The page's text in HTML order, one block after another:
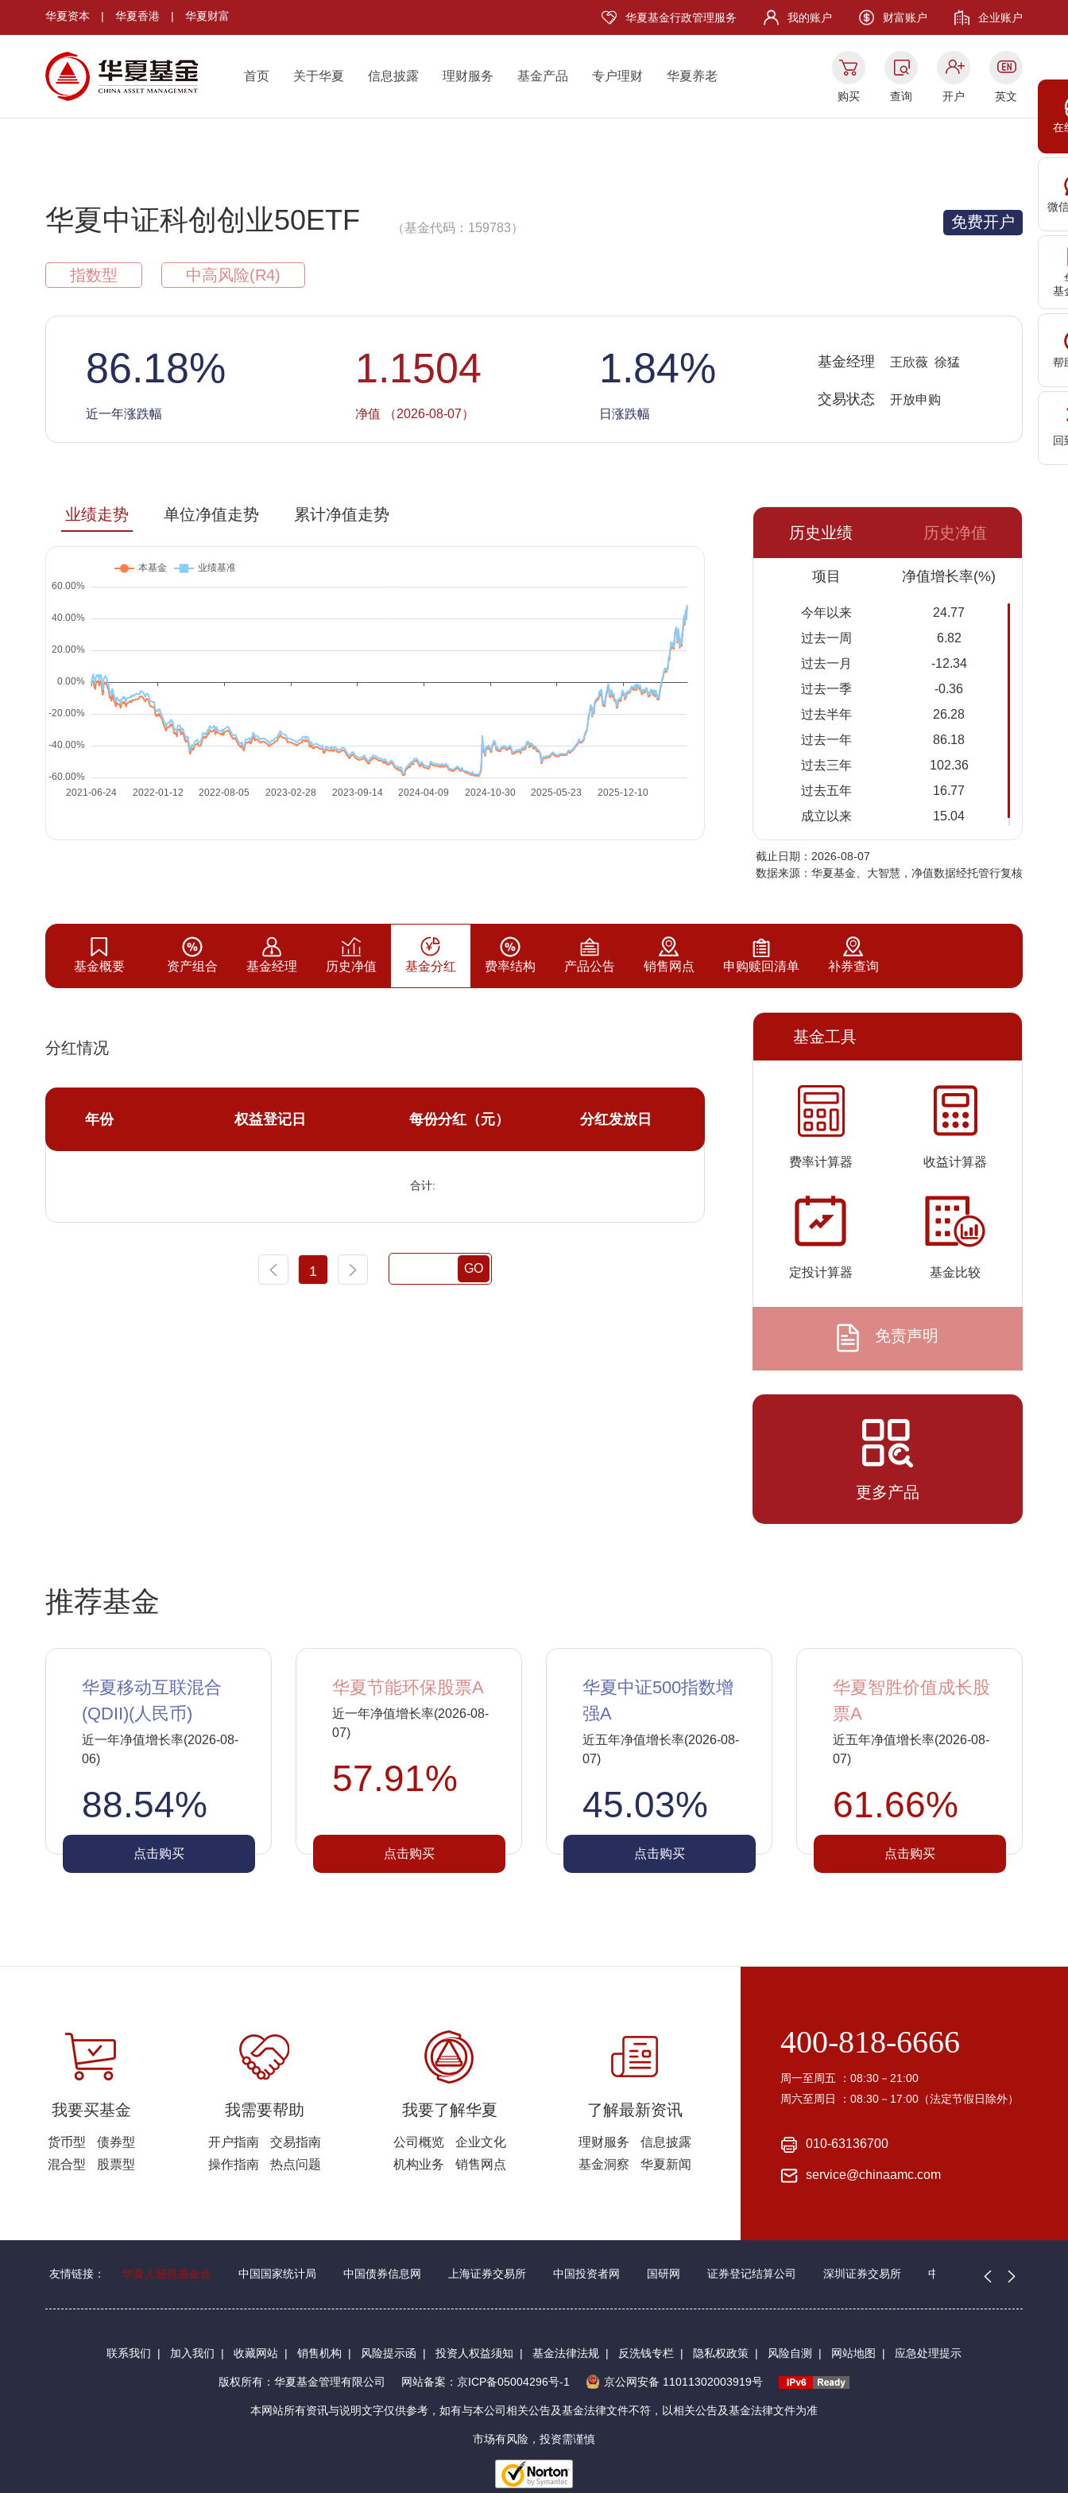
在
微
基
帮
回
华夏资本 | 华夏香港 | 华夏财富 华夏基金行政管理服务 我的账户 财富账户 企业账户
首页 关于华夏 信息披露 理财服务 基金产品 专户理财 华夏养老
购买 查询 开户 英文
华夏中证科创创业50ETF （基金代码：159783）
指数型 中高风险(R4)
免费开户
86.18%
近一年涨跌幅
1.1504
净值 （2026-08-07）
1.84%
日涨跌幅
基金经理 王欣薇 徐猛
交易状态 开放申购
业绩走势 单位净值走势
累计净值走势
历史业绩
历史净值
项目 净值增长率(%)
今年以来
24.77
过去一周
6.82
过去一月
-12.34
过去一季
-0.36
过去半年
26.28
过去一年
86.18
过去三年
102.36
过去五年
16.77
成立以来
15.04
净值
累计净
2026-
1.1504
08-06
2026-
08-05
1.1328
2026-
08-04
1.1034
2026-
1.0469
2026-
07-31
1.0770 1.0770
07-29
1.1007
2026-
07-28
1.0989 1.0989
2026-
1.1929
07-24
2026-
1.1832
2026-
1.1994
1.2383
07-20
1.2136 1.2136
1.3042
截止日期：2026-08-07
数据来源：华夏基金、大智慧，净值数据经托管行复核
基金概要 资产组合 基金经理 历史净值 基金分红 费率结构 产品公告 销售网点 申购赎回清单 补券查询
基金工具
费率计算器 收益计算器
定投计算器 基金比较
免责声明
更多产品
推荐基金
华夏移动互联混合
(QDII)(人民币)
近一年净值增长率(2026-08-
06)
88.54%
点击购买
华夏节能环保股票A
近一年净值增长率(2026-08-
07)
57.91%
点击购买
华夏中证500指数增
强A
近五年净值增长率(2026-08-
07)
45.03%
点击购买
华夏智胜价值成长股
票A
近五年净值增长率(2026-08-
07)
61.66%
点击购买
我要买基金
货币型
债券型
混合型
股票型
我需要帮助
开户指南
交易指南
操作指南
热点问题
我要了解华夏
公司概览
企业文化
机构业务
销售网点
了解最新资讯
理财服务
信息披露
基金洞察
华夏新闻
400-818-6666
周一至周五 ：08:30－21:00
周六至周日 ：08:30－17:00（法定节假日除外）
010-63136700
service@chinaamc.com
友情链接： 华夏人慈善基金会 中国国家统计局 中国债券信息网 上海证券交易所 中国投资者网 国研网 证券登记结算公司 深圳证券交易所 中国证券业协会
联系我们 | 加入我们 | 收藏网站 | 销售机构 | 风险提示函 | 投资人权益须知 | 基金法律法规 | 反洗钱专栏 | 隐私权政策 | 风险自测 | 网站地图 | 应急处理提示
版权所有：华夏基金管理有限公司 网站备案：京ICP备05004296号-1 京公网安备 11011302003919号
本网站所有资讯与说明文字仅供参考，如有与本公司相关公告及基金法律文件不符，以相关公告及基金法律文件为准
市场有风险，投资需谨慎